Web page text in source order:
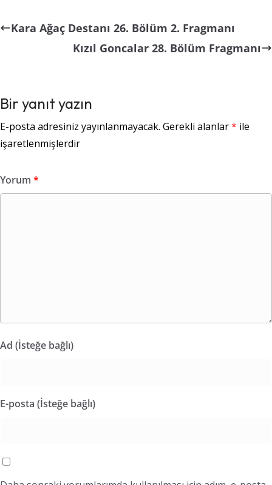
Kara Ağaç Destanı 26. Bölüm 2. Fragmanı
Kızıl Goncalar 28. Bölüm Fragmanı
Bir yanıt yazın
E-posta adresiniz yayınlanmayacak. Gerekli alanlar* ile
işaretlenmişlerdir
Yorum *
Ad (İsteğe bağlı)
E-posta (İsteğe bağlı)